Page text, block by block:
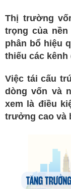
Thị trường
trọng của
phân bổ hiệu
thiếu các kênh
Việc tái cấu
dòng vốn và
xem là điều
trưởng cao và